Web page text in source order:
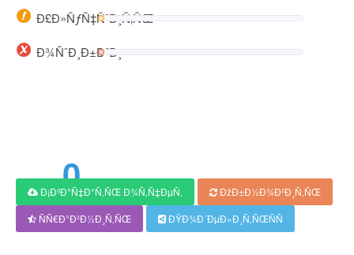
Ð£Ð»ÑƒÑ‡ÑˆÐ¸Ñ‚ÑŒ
Ð¾ÑˆÐ¸Ð±ÐºÐ¸
0
Ð“Ð¾Ð»
Ð¡ÐºÐ°Ñ‡Ð°Ñ‚ÑŒ Ð¾Ñ‚Ñ‡ÐµÑ‚
ÐžÐ±Ð½Ð¾Ð²Ð¸Ñ‚ÑŒ
ÑÑ€Ð°Ð²Ð½Ð¸Ñ‚ÑŒ
ÐŸÐ¾Ð´ÐµÐ»Ð¸Ñ‚ÑŒÑÑ